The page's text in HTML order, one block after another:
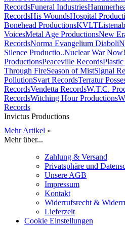
RecordsFuneral Industries
RecordsHis WoundsHospital
Bonehead ProductionsKVLT
VoicesMetal Age ProductionsNew
RecordsNorma Evangelium Diaboli
Silence Productio..Nuclear War
ProductionsPeaceville Records
Through FireSeason of MistSignal
PollutionSvart RecordsTerratur
RecordsVendetta RecordsW.T.C.
RecordsWitching Hour Productions
Records
Invictus Productions
Mehr Artikel »
Mehr über...
Zahlung & Versand
Privatsphäre und
Unsere AGB
Impressum
Kontakt
Widerrufsrecht &
Lieferzeit
Cookie Einstellungen